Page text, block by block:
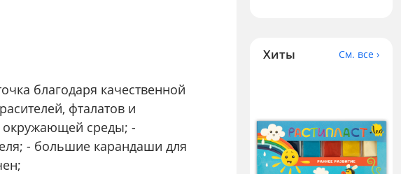
благодаря качественной
фталатов и
окружающей среды; -
- большие карандаши для
Хиты См. все ›